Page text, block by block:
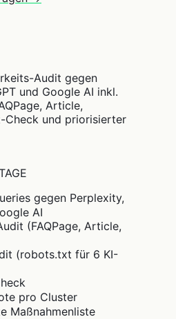
Audit gegen
und Google AI inkl.
Article,
Check und priorisierter
gegen Perplexity,
AI
(FAQPage, Article,
(robots.txt für 6 KI-
pro Cluster
Maßnahmenliste